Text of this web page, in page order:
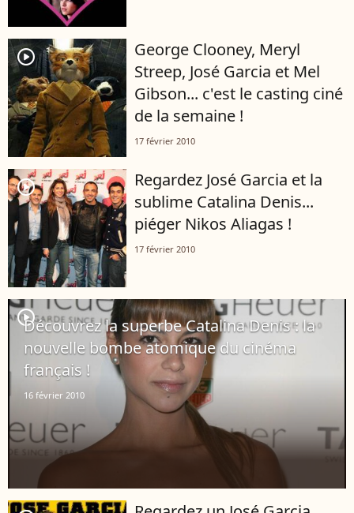
player2
George Clooney, Meryl
Streep, José Garcia et Mel
Gibson... c'est le casting ciné
de la semaine !
17 février 2010
player2
Regardez José Garcia et la
sublime Catalina Denis...
piéger Nikos Aliagas !
17 février 2010
player2
Découvrez la superbe Catalina Denis : la
nouvelle bombe atomique du cinéma
français !
16 février 2010